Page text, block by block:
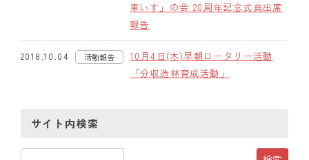
例会場・事務局の案内
入会のご案内
車いす」の会 20周年記念式典出席
報告
2018.10.04 活動報告
10月4日(木)早朝ロータリー活動
「分収造林育成活動」
サイト内検索